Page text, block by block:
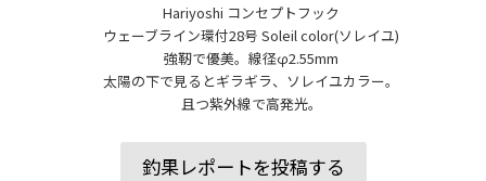
Hariyoshi コンセプトフック
ウェーブライン環付28号 Soleil color(ソレイユ)
強靭で優美。線径φ2.55mm
太陽の下で見るとギラギラ、ソレイユカラー。
且つ紫外線で高発光。
釣果レポートを投稿する